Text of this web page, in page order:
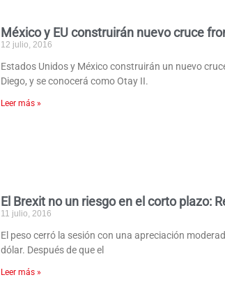
México y EU construirán nuevo cruce
12 julio, 2016
Estados Unidos y México construirán un nuevo
Diego, y se conocerá como Otay II.
Leer más »
El Brexit no un riesgo en el corto plazo:
11 julio, 2016
El peso cerró la sesión con una apreciación
dólar. Después de que el
Leer más »